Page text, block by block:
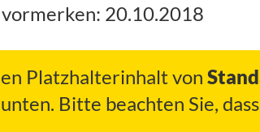
vormerken: 20.10.2018
Platzhalterinhalt von
Bitte beachten Sie,